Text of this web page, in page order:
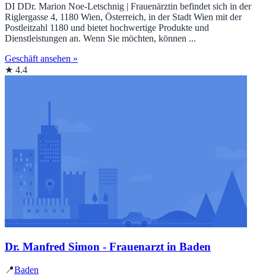
DI DDr. Marion Noe-Letschnig | Frauenärztin befindet sich in der
Riglergasse 4, 1180 Wien, Österreich, in der Stadt Wien mit der
Postleitzahl 1180 und bietet hochwertige Produkte und
Dienstleistungen an. Wenn Sie möchten, können ...
Geschäft ansehen »
★ 4.4
Dr. Manfred Simon - Frauenarzt in Baden
📍Baden